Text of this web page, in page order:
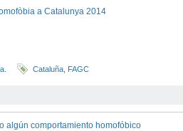
a Catalunya 2014
Cataluña FAGC
algún comportamiento homofóbico